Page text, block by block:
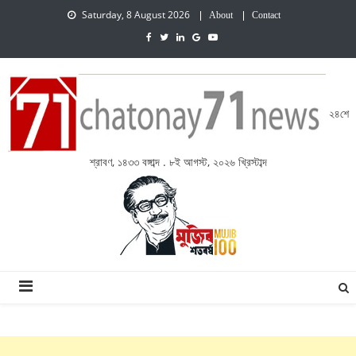
Saturday, 8 August 2026 About Contact
২৪শে
শ্রাবণ, ১৪৩৩ বঙ্গাব্দ . ৮ই আগস্ট, ২০২৬ খ্রিস্টাব্দ